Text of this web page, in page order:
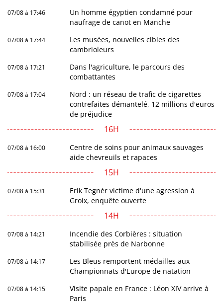
07/08 à 17:46
Un homme égyptien condamné pour
naufrage de canot en Manche
07/08 à 17:44
Les musées, nouvelles cibles des
cambrioleurs
07/08 à 17:21
Dans l'agriculture, le parcours des
combattantes
07/08 à 17:04
Nord : un réseau de trafic de cigarettes
contrefaites démantelé, 12 millions d'euros
de préjudice
16H
07/08 à 16:00
Centre de soins pour animaux sauvages
aide chevreuils et rapaces
15H
07/08 à 15:31
Erik Tegnér victime d'une agression à
Groix, enquête ouverte
14H
07/08 à 14:21
Incendie des Corbières : situation
stabilisée près de Narbonne
07/08 à 14:17
Les Bleus remportent médailles aux
Championnats d'Europe de natation
07/08 à 14:15
Visite papale en France : Léon XIV arrive à
Paris